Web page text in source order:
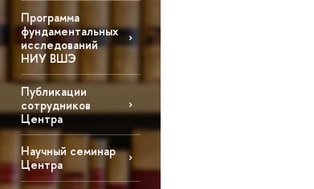
Программа
фундаментальных
исследований
НИУ ВШЭ
Публикации
сотрудников
Центра
Научный семинар
Центра